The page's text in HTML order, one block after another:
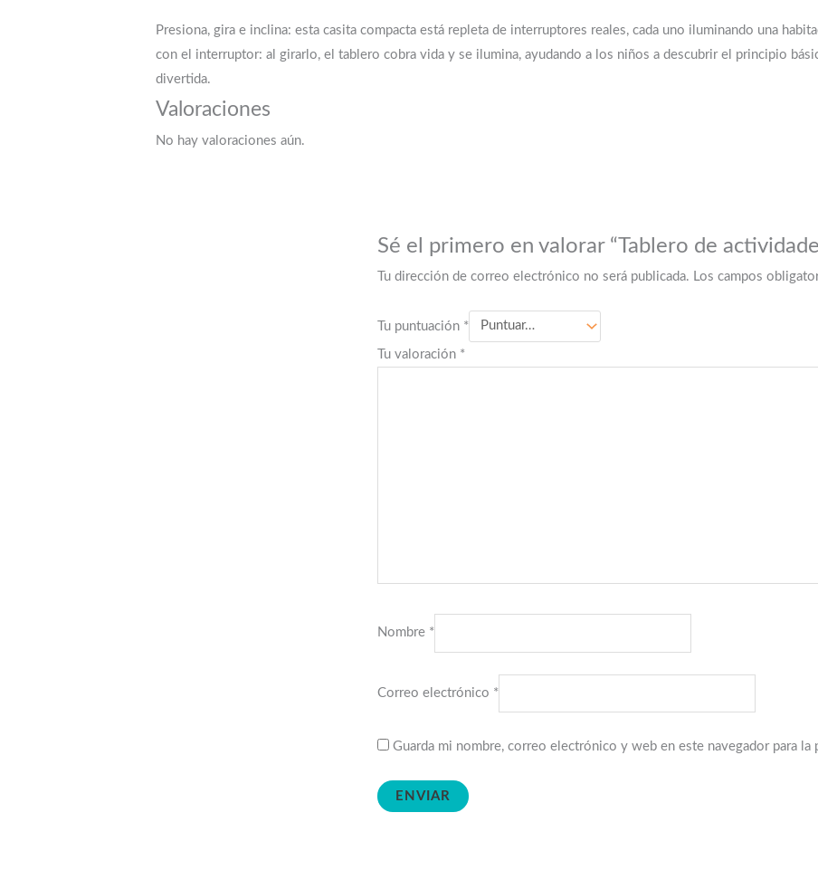
Presiona, gira e inclina: esta casita compacta está repleta de interruptores reales, cada uno iluminando una
con el interruptor: al girarlo, el tablero cobra vida y se ilumina, ayudando a los niños a descubrir el principio
divertida.
Valoraciones
No hay valoraciones aún.
Sé el primero en valorar “Tablero de
Tu dirección de correo electrónico no será publicada. Los campos
Tu puntuación *
Tu valoración *
Nombre *
Correo electrónico *
Guarda mi nombre, correo electrónico y web en este navegador para la